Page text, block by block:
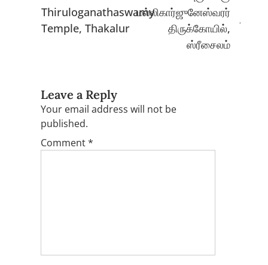
Thiruloganathaswamy
Temple, Thakalur
மல்லிகார்ஜுனேஸ்வரர்
திருக்கோயில்,
ஸ்ரீசைலம்
Leave a Reply
Your email address will not be
published.
Comment*